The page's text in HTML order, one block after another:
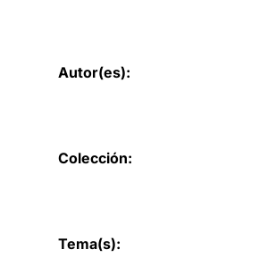
Autor(es):
Colección:
Tema(s):